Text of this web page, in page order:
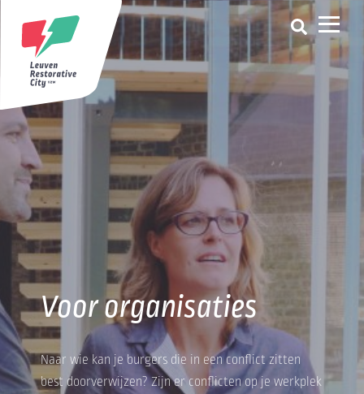
Voor organisaties
Naar wie kan je burgers die in een conflict zitten
best doorverwijzen? Zijn er conflicten op je werkplek